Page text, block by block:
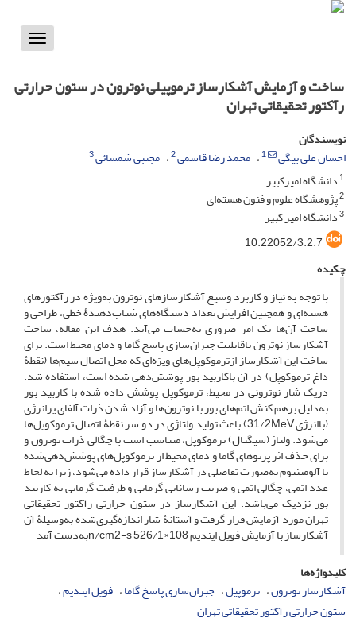
Toggle
ساخت و آزمایش آشکارساز ترموپیلی نوترون در ستون حرارتی
رآکتور تحقیقاتی تهران
نویسندگان
احسان علی بیگی
1 محمد رضا قاسمی2 مجتبی شمسائی3
1دانشگاه امیرکبیر
2پژوهشگاه علوم و فنون هسته‌ای
3دانشگاه امیر کبیر
10.22052/3.2.7
چکیده
با توجه به نیاز و کاربرد وسیع آشکارساز‌های نوترون به‌ویژه در رآکتورهای
هسته‌ای و همچنین افزایش تعداد دستگاه‌های شتاب‌دهندۀ خطی، طراحی و
ساخت آن‌ها یک امر ضروری به‌حساب می‌آید. هدف این مقاله، ساخت
آشکارساز نوترون باقابلیت جبران‌سازی پاسخ گاما و دمای محیط است. برای
ساخت این آشکارساز ازترموکوپل‌های ویژه‌ای که محل اتصال سیم‌ها (نقطۀ
داغ ترموکوپل) در آن باکاربید بور پوشش‌دهی شده است، استفاده شد.
دریک شار نوترونی در محیط، ترموکوپل پوشش داده ‌شده با کاربید بور
به‌دلیل برهم کنش اتم‌های بور با نوترون‌ها و آزاد شدن ذرات آلفای پرانرژی
(باانرژی 31/2MeV) باعث تولید ولتاژی در دو سر نقطۀ اتصال ترموکوپل‌ها
می‌شود. ولتاژ (سیگنال) ترموکوپل، متناسب است با چگالی ذرات نوترون و
برای حذف اثر پرتوهای گاما و دمای محیط از ترموکوپل‌های پوشش‌دهی‌شده
با آلومینیوم به‌صورت تفاضلی در آشکارساز قرار داده می‌شود، زیرا به‌ لحاظ
عدد اتمی، چگالی اتمی و ضریب رسانایی گرمایی و ظرفیت گرمایی به کاربید
بور نزدیک می‌باشد. این آشکارساز در ستون حرارتی رآکتور تحقیقاتی
تهران مورد آزمایش قرار گرفت و آستانۀ شار اندازه‌گیری‌شده به‌وسیلۀ آن
آشکارساز با آزمایش فویل ایندیم 108×526/1 n/cm2-sبه‌دست آمد
کلیدواژه‌ها
آشکارساز نوترون ترموپیل جبران‌سازی پاسخ گاما فویل ایندیم
ستون حرارتی رآکتور تحقیقاتی تهران